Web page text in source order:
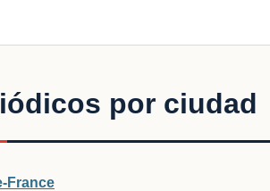
por ciudad
France